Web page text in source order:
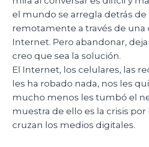
el mundo se arregla detrás
remotamente a través de una
Internet. Pero abandonar,
creo que sea la solución.
El Internet, los celulares, las
les ha robado nada, nos les
mucho menos les tumbó el
muestra de ello es la crisis
cruzan los medios digitales.